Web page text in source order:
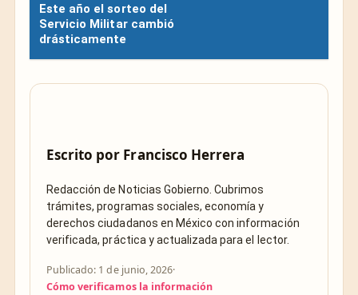
Este año el sorteo del
Servicio Militar cambió
drásticamente
Escrito por Francisco Herrera
Redacción de Noticias Gobierno. Cubrimos
trámites, programas sociales, economía y
derechos ciudadanos en México con información
verificada, práctica y actualizada para el lector.
Publicado: 1 de junio, 2026·
Cómo verificamos la información